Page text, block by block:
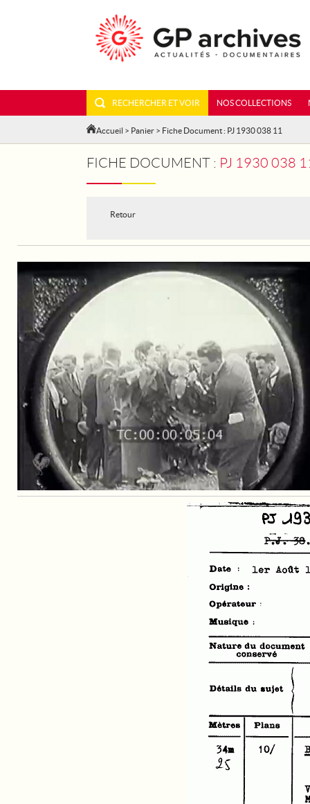
RECHERCHER ET VOIR NOS COLLECTIONS
Accueil > Panier > Fiche Document : PJ 1930 038 11
FICHE DOCUMENT : PJ 1930 038
Retour